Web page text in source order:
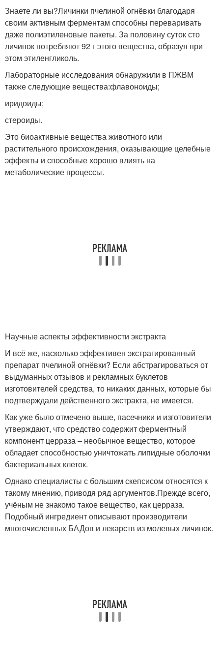
Знаете ли вы?Личинки пчелиной огнёвки благодаря
своим активным ферментам способны переваривать
даже полиэтиленовые пакеты. За половину суток сто
личинок потребляют 92 г этого вещества, образуя при
этом этиленгликоль.
Лабораторные исследования обнаружили в ПЖВМ
также следующие вещества:флавоноиды;
иридоиды;
стероиды.
Это биоактивные вещества животного или
растительного происхождения, оказывающие целебные
эффекты и способные хорошо влиять на
метаболические процессы.
Научные аспекты эффективности экстракта
И всё же, насколько эффективен экстрагированный
препарат пчелиной огнёвки? Если абстрагироваться от
выдуманных отзывов и рекламных буклетов
изготовителей средства, то никаких данных, которые бы
подтверждали действенного экстракта, не имеется.
Как уже было отмечено выше, пасечники и изготовители
утверждают, что средство содержит ферментный
компонент церраза – необычное вещество, которое
обладает способностью уничтожать липидные оболочки
бактериальных клеток.
Однако специалисты с большим скепсисом относятся к
такому мнению, приводя ряд аргументов.Прежде всего,
учёным не знакомо такое вещество, как церраза.
Подобный ингредиент описывают производители
многочисленных БАДов и лекарств из молевых личинок.